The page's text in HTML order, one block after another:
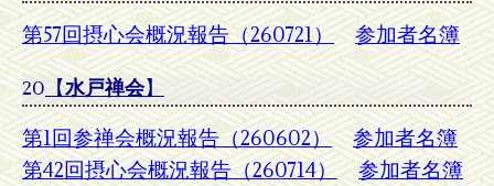
第57回摂心会概況報告（260721） 参加者名簿
20 【水戸禅会】
第1回参禅会概況報告（260602）
参加者名簿
第42回摂心会概況報告（260714）
参加者名簿